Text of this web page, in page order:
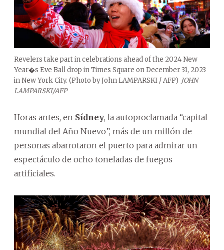
Revelers take part in celebrations ahead of the 2024 New
Year�s Eve Ball drop in Times Square on December 31, 2023
in New York City. (Photo by John LAMPARSKI / AFP) JOHN
LAMPARSKI/AFP
Horas antes, en Sídney, la autoproclamada “capital
mundial del Año Nuevo”, más de un millón de
personas abarrotaron el puerto para admirar un
espectáculo de ocho toneladas de fuegos
artificiales.